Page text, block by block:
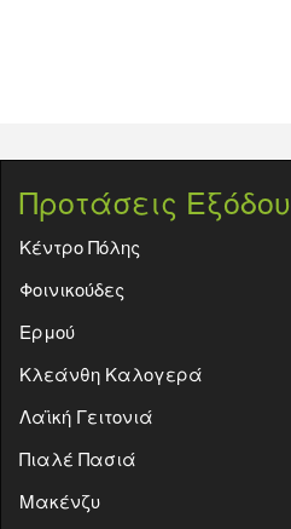
Προτάσεις Εξόδου
Κέντρο Πόλης
Φοινικούδες
Ερμού
Κλεάνθη Καλογερά
Λαϊκή Γειτονιά
Πιαλέ Πασιά
Μακένζυ